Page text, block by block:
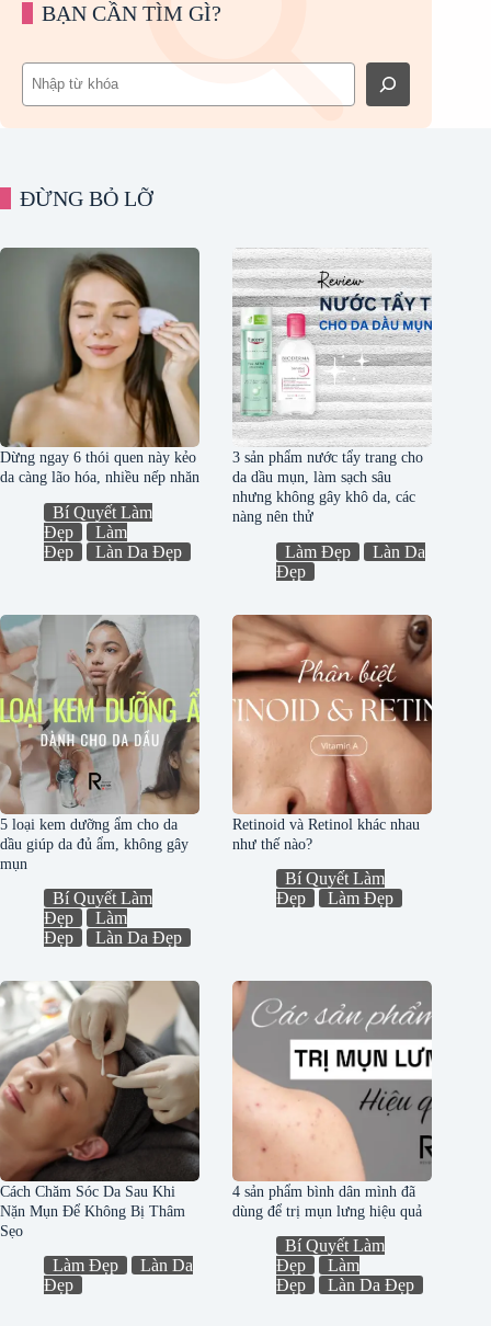
BẠN CẦN TÌM GÌ?
Tìm
kiếm
ĐỪNG BỎ LỠ
Dừng ngay 6 thói quen này kẻo
da càng lão hóa, nhiều nếp nhăn
Bí Quyết Làm
Đẹp
Làm
Đẹp
Làn Da Đẹp
3 sản phẩm nước tẩy trang cho
da dầu mụn, làm sạch sâu
nhưng không gây khô da, các
nàng nên thử
Làm Đẹp
Làn Da
Đẹp
5 loại kem dưỡng ẩm cho da
dầu giúp da đủ ẩm, không gây
mụn
Bí Quyết Làm
Đẹp
Làm
Đẹp
Làn Da Đẹp
Retinoid và Retinol khác nhau
như thế nào?
Bí Quyết Làm
Đẹp
Làm Đẹp
Cách Chăm Sóc Da Sau Khi
Nặn Mụn Để Không Bị Thâm
Sẹo
Làm Đẹp
Làn Da
Đẹp
4 sản phẩm bình dân mình đã
dùng để trị mụn lưng hiệu quả
Bí Quyết Làm
Đẹp
Làm
Đẹp
Làn Da Đẹp